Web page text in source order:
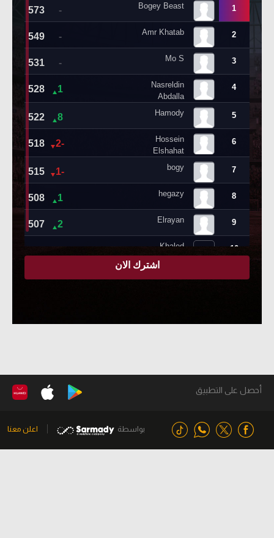
أحصل على التطبيق
بواسطة اعلن معنا